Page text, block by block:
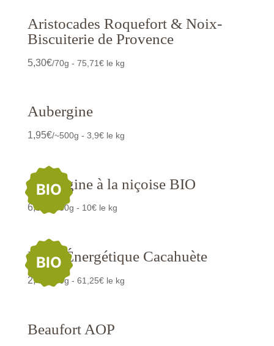
Aristocades Roquefort & Noix-
Biscuiterie de Provence
5,30€/70g - 75,71€ le kg
Aubergine
1,95€/~500g - 3,9€ le kg
BIO
Aubergine à la niçoise BIO
6,50 /650g - 10€ le kg
BIO
Barre Énergétique Cacahuète
2,45 /40g - 61,25€ le kg
Beaufort AOP